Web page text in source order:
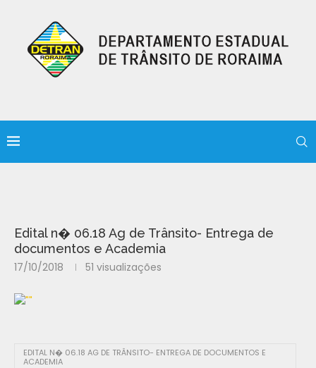
Edital n� 06.18 Ag de Trânsito- Entrega de
documentos e Academia
17/10/2018 51 visualizações
EDITAL N� 06.18 AG DE TRÂNSITO- ENTREGA DE DOCUMENTOS E
ACADEMIA